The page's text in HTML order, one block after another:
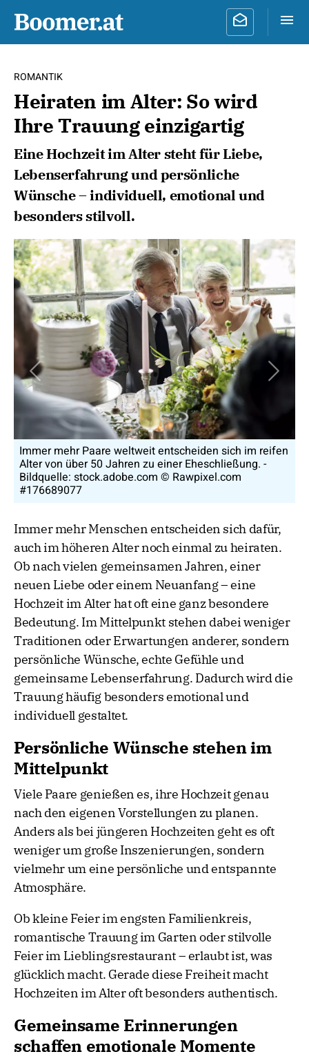
ROMANTIK
Heiraten im Alter: So wird
Ihre Trauung einzigartig
Eine Hochzeit im Alter steht für Liebe,
Lebenserfahrung und persönliche
Wünsche – individuell, emotional und
besonders stilvoll.
Immer mehr Paare weltweit entscheiden sich im reifen
Alter von über 50 Jahren zu einer Eheschließung. -
Bildquelle: stock.adobe.com © Rawpixel.com
#176689077
Das
Vorheriges Bild
Immer mehr Menschen entscheiden sich dafür,
auch im höheren Alter noch einmal zu heiraten.
Ob nach vielen gemeinsamen Jahren, einer
neuen Liebe oder einem Neuanfang – eine
Hochzeit im Alter hat oft eine ganz besondere
Bedeutung. Im Mittelpunkt stehen dabei weniger
Traditionen oder Erwartungen anderer, sondern
persönliche Wünsche, echte Gefühle und
gemeinsame Lebenserfahrung. Dadurch wird die
Trauung häufig besonders emotional und
individuell gestaltet.
Persönliche Wünsche stehen im
Mittelpunkt
Viele Paare genießen es, ihre Hochzeit genau
nach den eigenen Vorstellungen zu planen.
Anders als bei jüngeren Hochzeiten geht es oft
weniger um große Inszenierungen, sondern
vielmehr um eine persönliche und entspannte
Atmosphäre.
Ob kleine Feier im engsten Familienkreis,
romantische Trauung im Garten oder stilvolle
Feier im Lieblingsrestaurant – erlaubt ist, was
glücklich macht. Gerade diese Freiheit macht
Hochzeiten im Alter oft besonders authentisch.
Gemeinsame Erinnerungen
schaffen emotionale Momente